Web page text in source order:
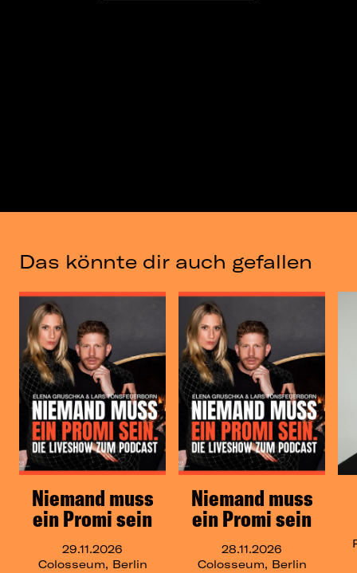
Das könnte dir auch gefallen
Niemand muss
ein Promi sein
29.11.2026
Colosseum, Berlin
Niemand muss
ein Promi sein
28.11.2026
Colosseum, Berlin